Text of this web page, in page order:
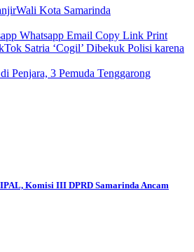
Wali Kota Samarinda
Whatsapp Email Copy Link Print
Satria ‘Cogil’ Dibekuk Polisi karena
Penjara, 3 Pemuda Tenggarong
Komisi III DPRD Samarinda Ancam